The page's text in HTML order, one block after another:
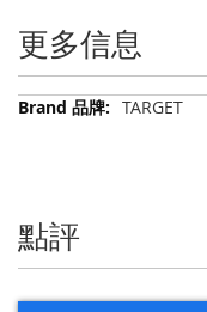
更多信息
更
TARGET
點評